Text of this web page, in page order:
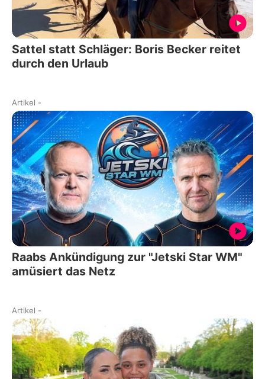
Sattel statt Schläger: Boris Becker reitet
durch den Urlaub
Artikel -
Raabs Ankündigung zur "Jetski Star WM"
amüsiert das Netz
Artikel -